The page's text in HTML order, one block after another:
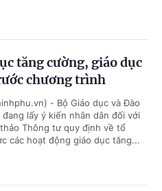
tăng cường, giáo dục
chương trình
- Bộ Giáo dục và Đào
đang lấy ý kiến nhân dân đối với
Thông tư quy định về tổ
các hoạt động giáo dục tăng...